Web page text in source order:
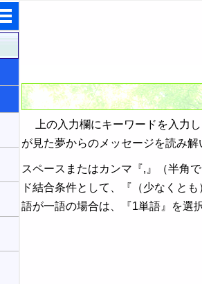
上の入力欄にキーワードを入力し
が見た夢からのメッセージを読み解
スペースまたはカンマ『,』（半角
ド結合条件として、『（少なくと
語が一語の場合は、『1単語』を選